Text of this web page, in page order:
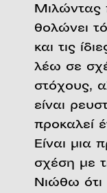
Μιλώντας
θολώνει
και τις
λέω σε
στόχους,
είναι
προκαλεί
Είναι μια
σχέση με
Νιώθω ότι